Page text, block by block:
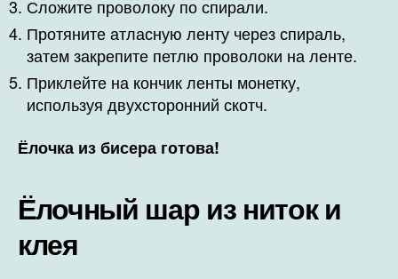
Сложите проволоку по спирали.
Протяните атласную ленту через спираль,
затем закрепите петлю проволоки на ленте.
Приклейте на кончик ленты монетку,
используя двухсторонний скотч.
Ёлочка из бисера готова!
Ёлочный шар из ниток и
клея